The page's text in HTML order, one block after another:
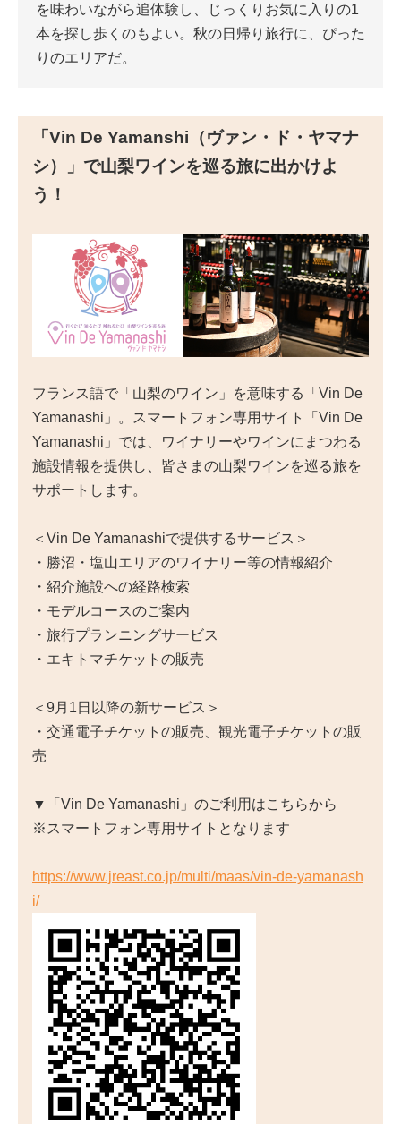
を味わいながら追体験し、じっくりお気に入りの1
本を探し歩くのもよい。秋の日帰り旅行に、ぴった
りのエリアだ。
「Vin De Yamanshi（ヴァン・ド・ヤマナ
シ）」で山梨ワインを巡る旅に出かけよ
う！
フランス語で「山梨のワイン」を意味する「Vin De
Yamanashi」。スマートフォン専用サイト「Vin De
Yamanashi」では、ワイナリーやワインにまつわる
施設情報を提供し、皆さまの山梨ワインを巡る旅を
サポートします。
＜Vin De Yamanashiで提供するサービス＞
・勝沼・塩山エリアのワイナリー等の情報紹介
・紹介施設への経路検索
・モデルコースのご案内
・旅行プランニングサービス
・エキトマチケットの販売
＜9月1日以降の新サービス＞
・交通電子チケットの販売、観光電子チケットの販
売
▼「Vin De Yamanashi」のご利用はこちらから
※スマートフォン専用サイトとなります
https://www.jreast.co.jp/multi/maas/vin-de-yamanash
i/